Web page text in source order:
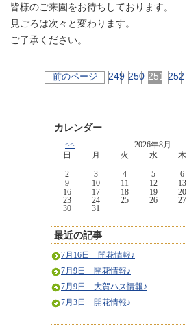
皆様のご来園をお待ちしております。
見ごろは次々と変わります。
ご了承ください。
前のページ 249 250 251 252
カレンダー
<< 2026年8月
日
月 火 水 木
2
3 4 5 6
9
10 11 12 13
16
17 18 19 20
23
24 25 26 27
30
31
最近の記事
7月16日 開花情報♪
7月9日 開花情報♪
7月9日 大賀ハス情報♪
7月3日 開花情報♪